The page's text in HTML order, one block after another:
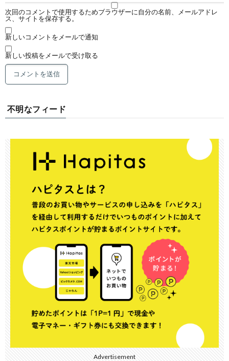
次回のコメントで使用するためブラウザーに自分の名前、メールアドレ
ス、サイトを保存する。
新しいコメントをメールで通知
新しい投稿をメールで受け取る
不明なフィード
Advertisement